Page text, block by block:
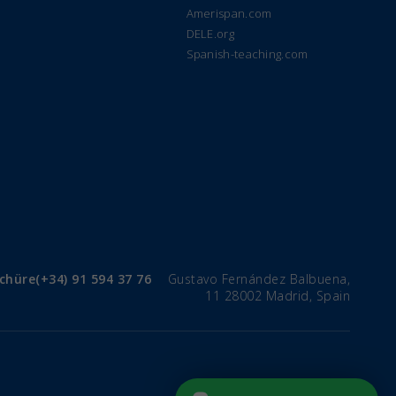
Amerispan.com
DELE.org
Spanish-teaching.com
(+34) 91 594 37 76
Gustavo Fernández Balbuena,
11 28002 Madrid, Spain